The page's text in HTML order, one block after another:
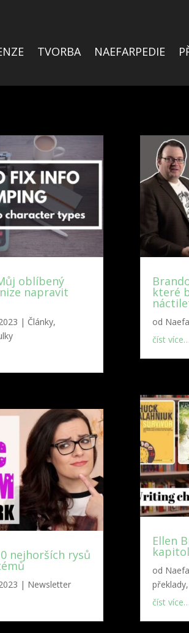
TVORBA NAEFARPEDIE
oblíbený
napravit
| Články,
nejhorších rysů
| Newsletter
které
od
číst více…
Ellen
od
číst více…